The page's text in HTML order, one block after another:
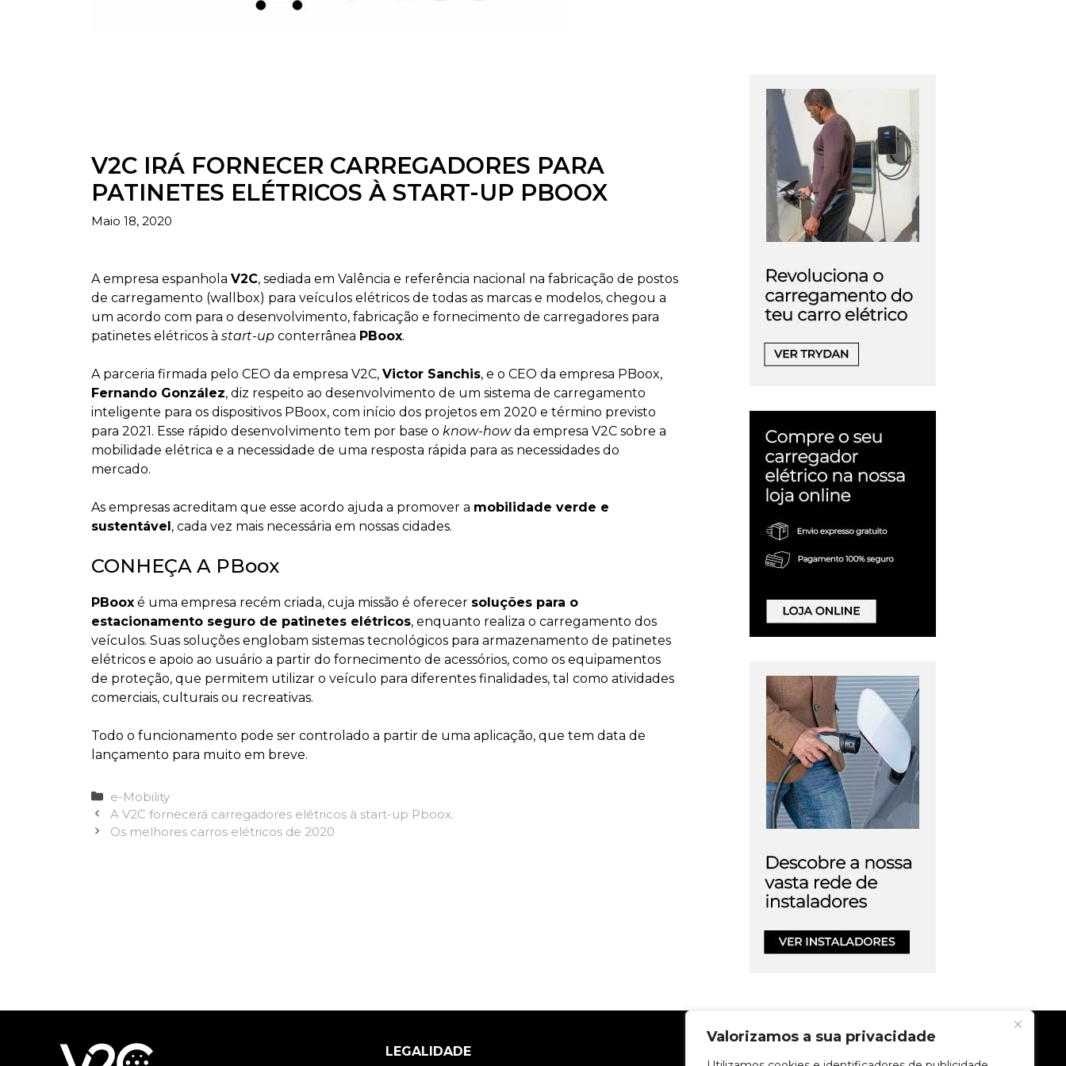
Valorizamos a sua privacidade
V2C IRÁ FORNECER CARREGADORES PARA
PATINETES ELÉTRICOS À START-UP PBOOX
Maio 18, 2020
A empresa espanhola V2C, sediada em Valência e referência nacional na fabricação de postos
de carregamento (wallbox) para veículos elétricos de todas as marcas e modelos, chegou a
um acordo com para o desenvolvimento, fabricação e fornecimento de carregadores para
patinetes elétricos à start-upconterrânea PBoox.
A parceria firmada pelo CEO da empresa V2C, Victor Sanchis, e o CEO da empresa PBoox,
Fernando González, diz respeito ao desenvolvimento de um sistema de carregamento
inteligente para os dispositivos PBoox, com início dos projetos em 2020 e término previsto
para 2021. Esse rápido desenvolvimento tem por base o know-howda empresa V2C sobre a
mobilidade elétrica e a necessidade de uma resposta rápida para as necessidades do
mercado.
As empresas acreditam que esse acordo ajuda a promover a mobilidade verde e
sustentável, cada vez mais necessária em nossas cidades.
CONHEÇA A PBoox
PBooxé uma empresa recém criada, cuja missão é oferecer soluções para o
estacionamento seguro de patinetes elétricos, enquanto realiza o carregamento dos
veículos. Suas soluções englobam sistemas tecnológicos para armazenamento de patinetes
elétricos e apoio ao usuário a partir do fornecimento de acessórios, como os equipamentos
de proteção, que permitem utilizar o veículo para diferentes finalidades, tal como atividades
comerciais, culturais ou recreativas.
Todo o funcionamento pode ser controlado a partir de uma aplicação, que tem data de
lançamento para muito em breve.
Categorias
e-Mobility
A V2C fornecerá carregadores elétricos à start-up Pboox.
Os melhores carros elétricos de 2020
LEGALIDADE